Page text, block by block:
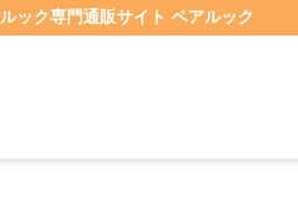
ック専門通販サイト ペアルック